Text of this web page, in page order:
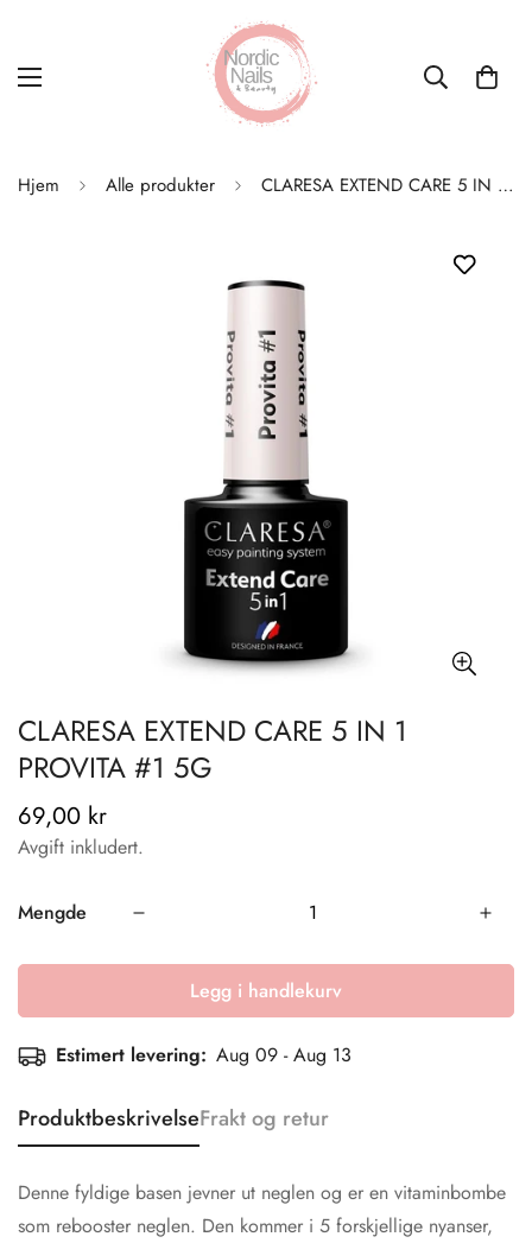
Hjem Alle produkter CLARESA EXTEND CARE 5 IN 1 PROVITA #1 5G
CLARESA EXTEND CARE 5 IN 1
PROVITA #1 5G
Vanlig
pris
69,00 kr
Avgift inkludert.
Mengde
Legg i handlekurv
Estimert levering: Aug 09 - Aug 13
ProduktbeskrivelseFrakt og retur
Denne fyldige basen jevner ut neglen og er en vitaminbombe
som rebooster neglen. Den kommer i 5 forskjellige nyanser,